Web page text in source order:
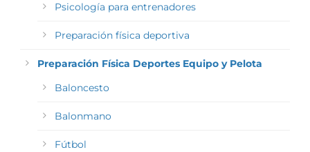
Psicología para entrenadores
Preparación física deportiva
Preparación Física Deportes Equipo y Pelota
Baloncesto
Balonmano
Fútbol